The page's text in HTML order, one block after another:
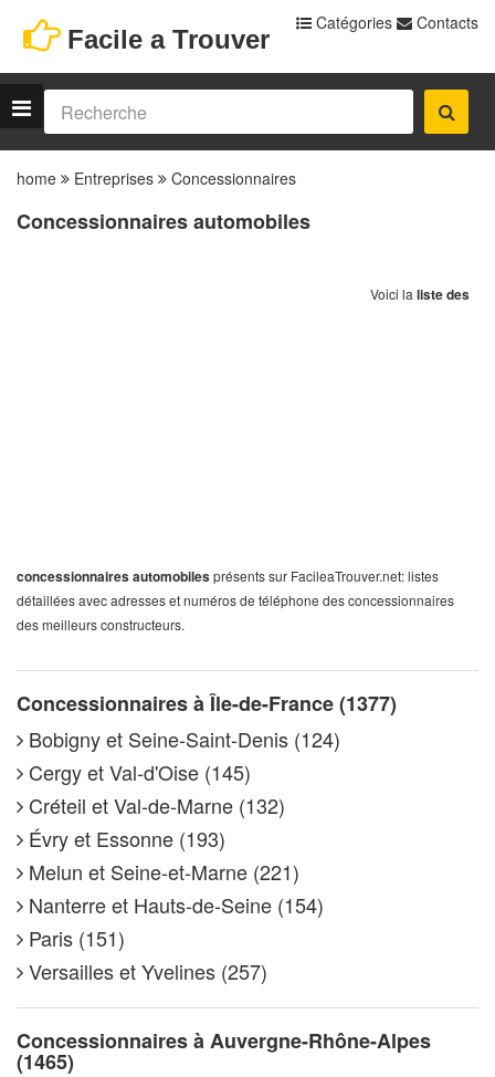
Facile a Trouver
Catégories Contacts
home Entreprises Concessionnaires
Concessionnaires automobiles
Voici la liste des
concessionnaires automobilesprésents sur FacileaTrouver.net: listes
détaillées avec adresses et numéros de téléphone des concessionnaires
des meilleurs constructeurs.
Concessionnaires à Île-de-France (1377)
Bobigny et Seine-Saint-Denis (124)
Cergy et Val-d'Oise (145)
Créteil et Val-de-Marne (132)
Évry et Essonne (193)
Melun et Seine-et-Marne (221)
Nanterre et Hauts-de-Seine (154)
Paris (151)
Versailles et Yvelines (257)
Concessionnaires à Auvergne-Rhône-Alpes
(1465)